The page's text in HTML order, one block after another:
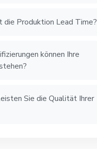
die Produktion Lead Time?
können Ihre
Sie die Qualität Ihrer